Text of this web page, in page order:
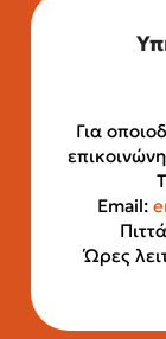
Για
Email:
Ώρες